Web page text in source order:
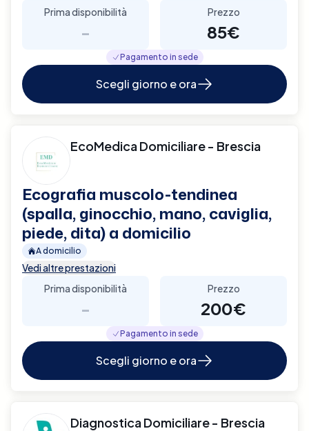
Prima disponibilità
-
Prezzo
85€
Pagamento in sede
Scegli giorno e ora
EcoMedica Domiciliare - Brescia
Ecografia muscolo-tendinea
(spalla, ginocchio, mano, caviglia,
piede, dita) a domicilio
A domicilio
Vedi altre prestazioni
Prima disponibilità
-
Prezzo
200€
Pagamento in sede
Scegli giorno e ora
Diagnostica Domiciliare - Brescia